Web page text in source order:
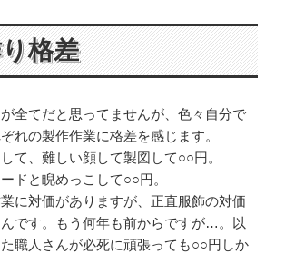
格差
全てだと思ってませんが、色々自分で
れの製作作業に格差を感じます。
て、難しい顔して製図して○○円。
ドと睨めっこして○○円。
に対価がありますが、正直服飾の対価
です。もう何年も前からですが…。以
職人さんが必死に頑張っても○○円しか